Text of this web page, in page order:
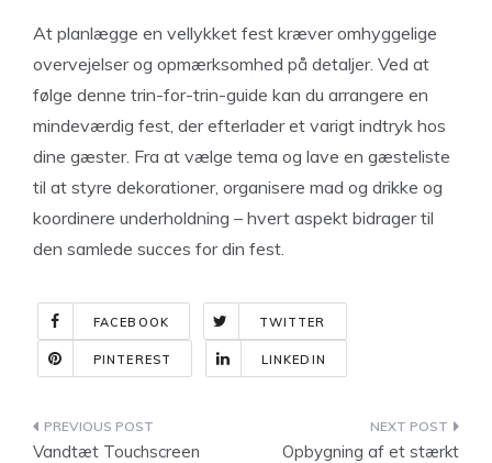
At planlægge en vellykket fest kræver omhyggelige
overvejelser og opmærksomhed på detaljer. Ved at
følge denne trin-for-trin-guide kan du arrangere en
mindeværdig fest, der efterlader et varigt indtryk hos
dine gæster. Fra at vælge tema og lave en gæsteliste
til at styre dekorationer, organisere mad og drikke og
koordinere underholdning – hvert aspekt bidrager til
den samlede succes for din fest.
FACEBOOK TWITTER
PINTEREST LINKEDIN
Indlægsnavigation
Vandtæt Touchscreen
Opbygning af et stærkt